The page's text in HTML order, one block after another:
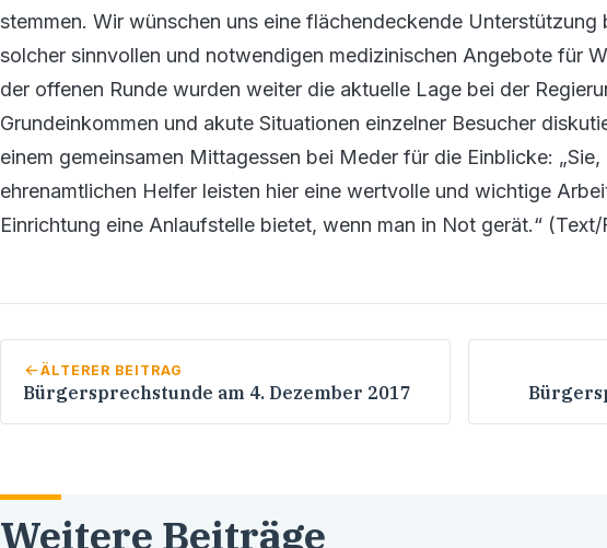
stemmen. Wir wünschen uns eine flächendeckende Unterstützung
solcher sinnvollen und notwendigen medizinischen Angebote für
der offenen Runde wurden weiter die aktuelle Lage bei der
Grundeinkommen und akute Situationen einzelner Besucher
einem gemeinsamen Mittagessen bei Meder für die Einblicke:
ehrenamtlichen Helfer leisten hier eine wertvolle und wichtige
Einrichtung eine Anlaufstelle bietet, wenn man in Not gerät.“
ÄLTERER BEITRAG
Bürgersprechstunde am 4. Dezember 2017
Weitere Beiträge